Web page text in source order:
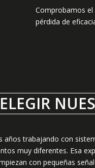
Comprobamos
pérdida de
años trabajando con
muy diferentes. Esa
con pequeñas